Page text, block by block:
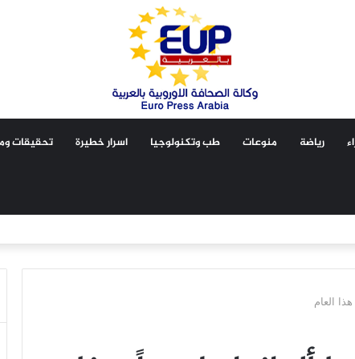
رياضة منوعات طب وتكنولوجيا اسرار خطيرة تحقيقات
العام